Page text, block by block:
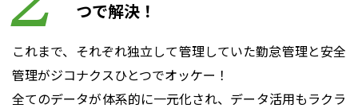
つで解決！
これまで、それぞれ独立して管理していた勤怠管理と安全
管理がジコナクスひとつでオッケー！
全てのデータが体系的に一元化され、データ活用もラクラ